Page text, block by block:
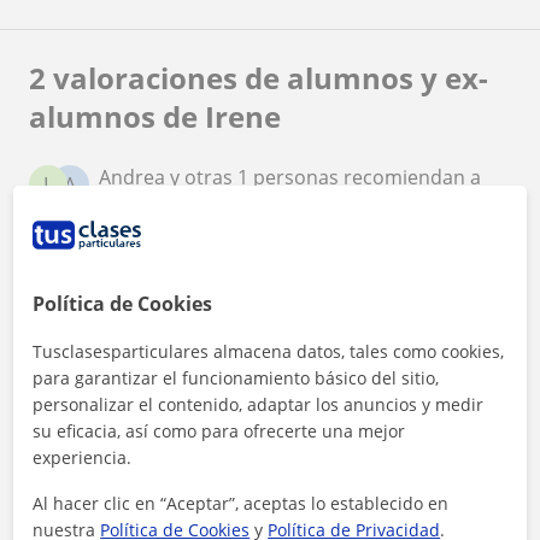
2 valoraciones de alumnos y ex-
alumnos de Irene
A
L
Andrea y otras 1 personas recomiendan a
Cuando Emma empezó con el coaching
académico, buscábamos que aprendiera a
Desde las primeras sesiones notamos un cambio
enorme: ahora sabe planificar su tiempo, está
más concentrada y se siente mucho más segura
de sí misma. Irene motiva sin imponer, los
escucha y consigue que sean ellos mismos
quienes se responsabilicen de su progreso. Ver a
ha sido un gran alivio y una alegría para
nosotros. No podríamos estar más contentos con
Ver más
L Lucía
Cientosia en un momento en el que estaba
desmotivado con los estudios. Le costaba
Política de Cookies
Tusclasesparticulares almacena datos, tales como cookies,
para garantizar el funcionamiento básico del sitio,
personalizar el contenido, adaptar los anuncios y medir
su eficacia, así como para ofrecerte una mejor
experiencia.
Al hacer clic en “Aceptar”, aceptas lo establecido en
nuestra Política de Cookies y Política de Privacidad.